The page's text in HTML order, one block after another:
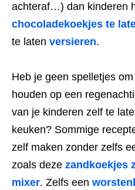
achteraf…) dan kinderen
chocoladekoekjes te
te laten versieren.
Heb je geen spelletjes
houden op een
van je kinderen zelf te
keuken? Sommige
zelf maken zonder zelfs
zoals deze zandkoekjes
mixer. Zelfs een